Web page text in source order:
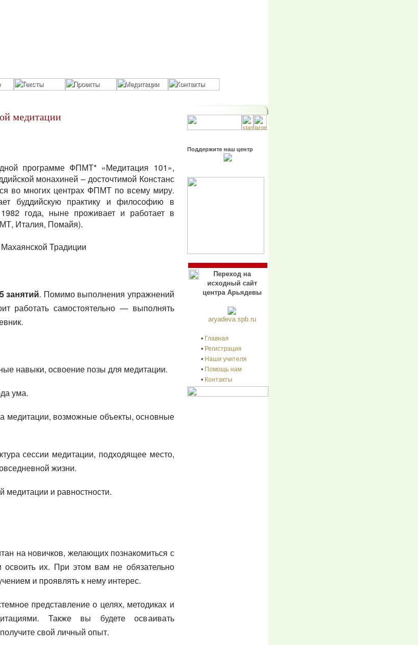
Тексты Проекты Медитации Контакты
Поддержите наш центр
Переход на
исходный сайт
центра Арьядевы
aryadeva.spb.ru
• Главная
• Регистрация
• Наши учителя
• Помощь нам
• Контакты
медитации
программе ФПМТ* «Медитация 101»,
монахиней – досточтимой Констанс
во многих центрах ФПМТ по всему миру.
буддийскую практику и философию в
года, ныне проживает и работает в
Италия, Помайя).
Традиции
5 занятий. Помимо выполнения упражнений
работать самостоятельно — выполнять
навыки, освоение позы для медитации.
ума.
медитации, возможные объекты, основные
сессии медитации, подходящее место,
жизни.
медитации и равностности.
на новичков, желающих познакомиться с
освоить их. При этом вам не обязательно
и проявлять к нему интерес.
представление о целях, методиках и
Также вы будете осваивать
свой личный опыт.